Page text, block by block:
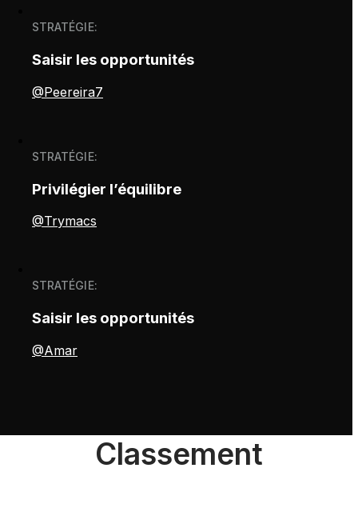
STRATÉGIE:
Saisir les opportunités
@Peereira7
STRATÉGIE:
Privilégier l’équilibre
@Trymacs
STRATÉGIE:
Saisir les opportunités
@Amar
Classement